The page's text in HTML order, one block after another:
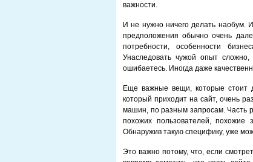
важности.
И не нужно ничего делать наобум.
предположения обычно очень
потребности, особенности
Унаследовать чужой опыт
ошибаетесь. Иногда даже
Еще важные вещи, которые стоит
который приходит на сайт, очень
машин, по разным запросам. Часть
похожих пользователей,
Обнаружив такую специфику, уже
Это важно потому, что, если